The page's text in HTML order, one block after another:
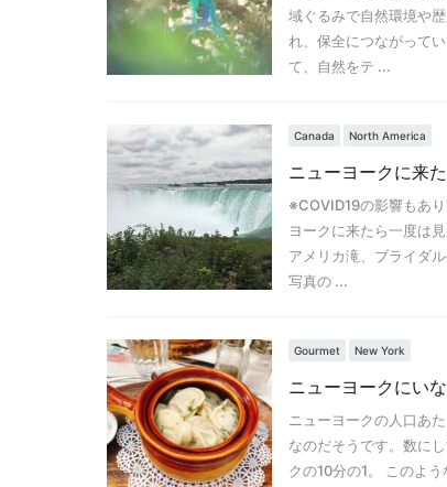
域ぐるみで自然環境や
れ、保全につながって
て、自然をテ ...
Canada North America
ニューヨークに来
※COVID19の影響もあ
ヨークに来たら一度は
アメリカ滝、ブライダ
写真の ...
Gourmet New York
ニューヨークにい
ニューヨークの人口あ
なのだそうです。数に
クの10分の1。 このよ